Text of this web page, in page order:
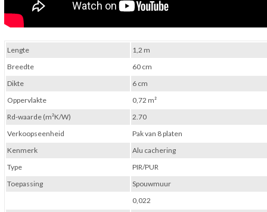
Lengte
1,2 m
Breedte
60 cm
Dikte
6 cm
Oppervlakte
0,72 m²
Rd-waarde (m²K/W)
2.70
Verkoopseenheid
Pak van 8 platen
Kenmerk
Alu cachering
Type
PIR/PUR
Toepassing
Spouwmuur
0,022